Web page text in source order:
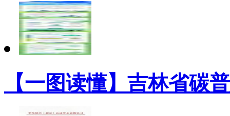
【一图读懂】吉林省碳